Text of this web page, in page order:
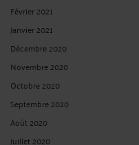
Février 2021
Janvier 2021
Décembre 2020
Novembre 2020
Octobre 2020
Septembre 2020
Août 2020
Juillet 2020